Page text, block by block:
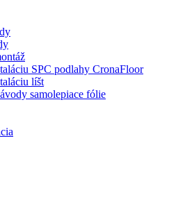
SPC podlahy CronaFloor
líšt
samolepiace fólie